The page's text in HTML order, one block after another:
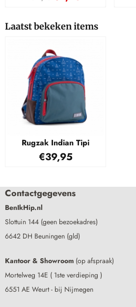
Laatst bekeken items
Rugzak Indian Tipi
€39,95
Contactgegevens
BenIkHip.nl
Slottuin 144 (geen bezoekadres)
6642 DH Beuningen (gld)
Kantoor & Showroom (op afspraak)
Mortelweg 14E ( 1ste verdieping )
6551 AE Weurt - bij Nijmegen